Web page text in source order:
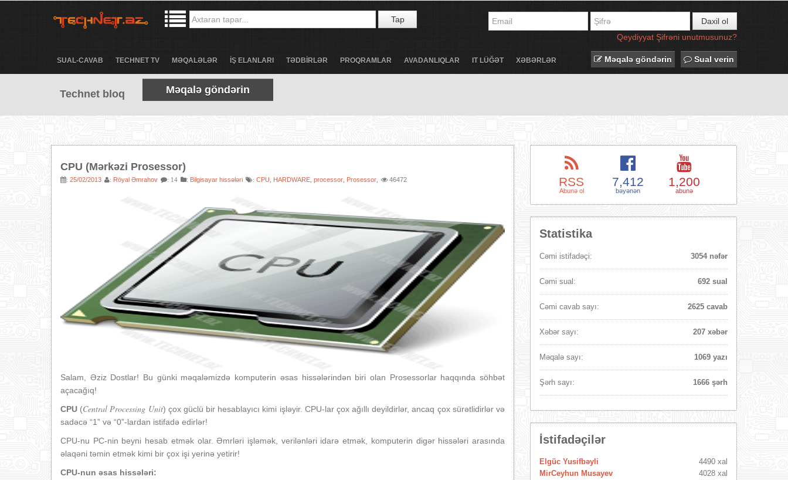
Tap
Daxil ol
Qeydiyyat Şifrəni unutmusunuz?
SUAL-CAVAB TECHNET TV MƏQALƏLƏR İŞ ELANLARI TƏDBİRLƏR PROQRAMLAR AVADANLIQLAR IT LÜĞƏT XƏBƏRLƏR Məqalə göndərin Sual verin
Technet bloq Məqalə göndərin
CPU (Mərkəzi Prosessor)
: 25/02/2013 : Röyal Əmrahov : 14 : Bilgisayar hissələri : CPU HARDWARE processor Prosessor 46472
Salam, Əziz Dostlar! Bu günki məqaləmizdə komputerin əsas hissələrindən biri olan Prosessorlar haqqında söhbət
açacağıq!
CPU (Central Processing Unit) çox güclü bir hesablayıcı kimi işləyir. CPU-lar çox ağıllı deyildirlər, ancaq çox sürətlidirlər və
sadəcə “1” və “0”-lardan istifadə edirlər!
CPU-nu PC-nin beyni hesab etmək olar. Əmrləri işləmək, verilənləri idarə etmək, komputerin digər hissələri arasında
əlaqəni təmin etmək kimi bir çox işi yerinə yetirir!
CPU-nun əsas hissələri:
RSS
Abunə ol
7,412
bəyənən
1,200
abunə
Statistika
Cəmi istifadəçi: 3054 nəfər
Cəmi sual: 692 sual
Cəmi cavab sayı: 2625 cavab
Xəbər sayı: 207 xəbər
Məqalə sayı: 1069 yazı
Şərh sayı: 1666 şərh
İstifadəçilər
Elgüc Yusifbəyli
4490 xal
MirCeyhun Musayev
4028 xal